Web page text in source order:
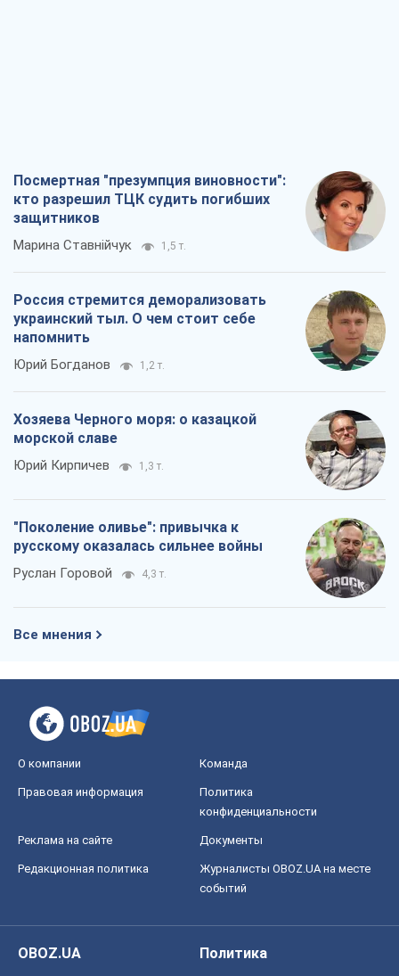
Посмертная "презумпция виновности":
кто разрешил ТЦК судить погибших
защитников
Марина Ставнійчук 1,5 т.
Россия стремится деморализовать
украинский тыл. О чем стоит себе
напомнить
Юрий Богданов 1,2 т.
Хозяева Черного моря: о казацкой
морской славе
Юрий Кирпичев 1,3 т.
"Поколение оливье": привычка к
русскому оказалась сильнее войны
Руслан Горовой 4,3 т.
Все мнения
О компании Команда
Правовая информация
Политика
конфиденциальности
Реклама на сайте Документы
Редакционная политика
Журналисты OBOZ.UA на месте
событий
OBOZ.UA
Политика